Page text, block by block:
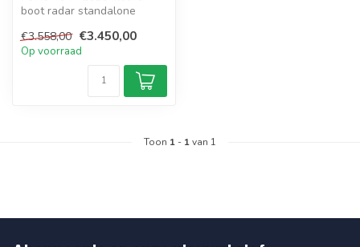
boot radar standalone
pleziervaartuigen, w...
€3.558,00 €3.450,00
Op voorraad
Toon 1 - 1van 1